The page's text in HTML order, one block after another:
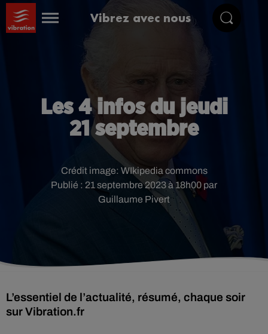
Vibrez avec nous
Les 4 infos du jeudi
21 septembre
Publié : 21 septembre 2023 à 18h00 par
Guillaume Pivert
Crédit image: WIkipedia commons
L’essentiel de l’actualité, résumé, chaque soir